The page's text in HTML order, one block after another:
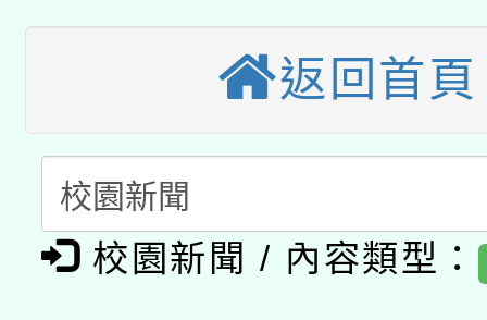
年度健康促進學校輔導
業成長研習」實施計畫
原住民族教育政策研討
族教育國際趨勢與發展
轉知教育部國民及學前
新北市政府教育局辦
師專業成長研習實施計
方素養工作坊新北場」
函轉國立臺灣師範大學
族語言臺北學習中心
「族語學習班」招生簡
轉知有關國立成功大學
文教學共融平台-教案
件」活動簡章
教育部國民及學前教育
年度COVID-19疫苗接
本市兒童口腔健康促進
有關銓敘部建置「公務
返回首頁
校園新聞 / 內容類型：